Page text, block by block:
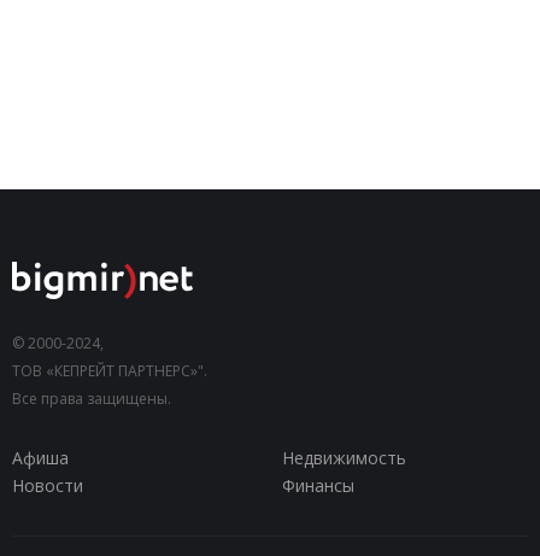
© 2000-2024,
ТОВ «КЕПРЕЙТ ПАРТНЕРС»".
Все права защищены.
Афиша
Недвижимость
Новости
Финансы